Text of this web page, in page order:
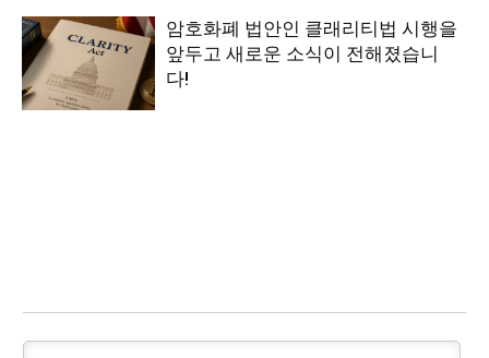
암호화폐 법안인 클래리티법 시행을
앞두고 새로운 소식이 전해졌습니
다!